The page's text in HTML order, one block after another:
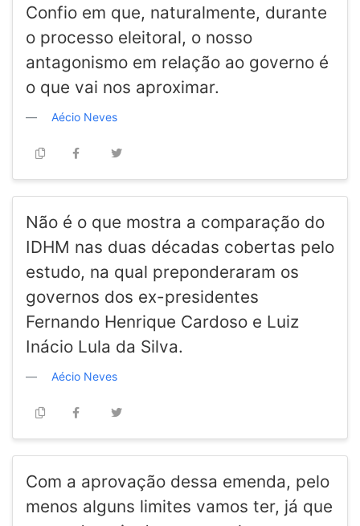
Confio em que, naturalmente, durante
o processo eleitoral, o nosso
antagonismo em relação ao governo é
o que vai nos aproximar.
Aécio Neves
Não é o que mostra a comparação do
IDHM nas duas décadas cobertas pelo
estudo, na qual preponderaram os
governos dos ex-presidentes
Fernando Henrique Cardoso e Luiz
Inácio Lula da Silva.
Aécio Neves
Com a aprovação dessa emenda, pelo
menos alguns limites vamos ter, já que